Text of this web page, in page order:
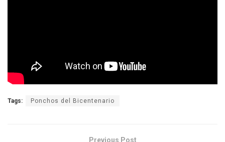
Tags: Ponchos del Bicentenario
Previous Post